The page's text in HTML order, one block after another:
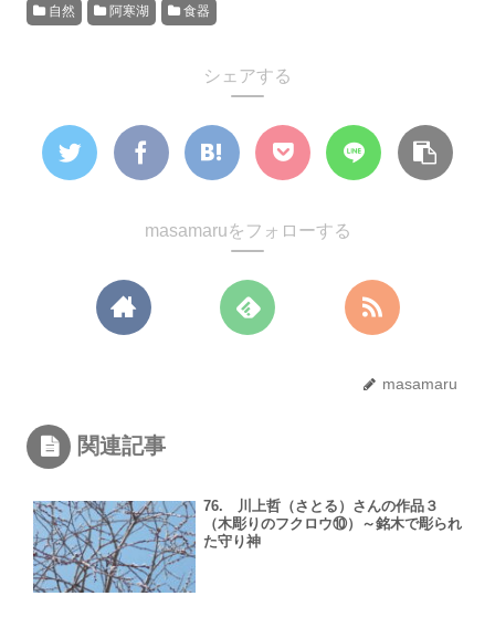
自然
阿寒湖 食器
シェアする
masamaruをフォローする
masamaru
関連記事
76. 川上哲（さとる）さんの作品３
（木彫りのフクロウ⑩）～銘木で彫られ
た守り神